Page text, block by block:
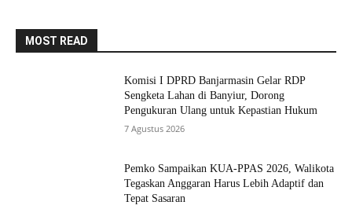
MOST READ
Komisi I DPRD Banjarmasin Gelar RDP
Sengketa Lahan di Banyiur, Dorong
Pengukuran Ulang untuk Kepastian Hukum
7 Agustus 2026
Pemko Sampaikan KUA-PPAS 2026, Walikota
Tegaskan Anggaran Harus Lebih Adaptif dan
Tepat Sasaran